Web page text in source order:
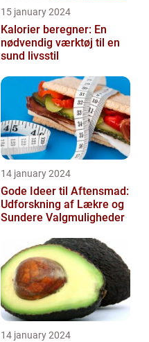
15 january 2024
Kalorier beregner: En
nødvendig værktøj til en
sund livsstil
14 january 2024
Gode Ideer til Aftensmad:
Udforskning af Lækre og
Sundere Valgmuligheder
14 january 2024